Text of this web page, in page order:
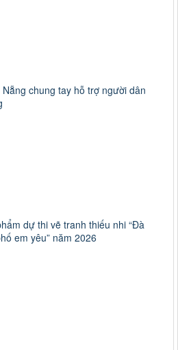
chung tay hỗ trợ người dân
dự thi vẽ tranh thiếu nhi “Đà
em yêu” năm 2026